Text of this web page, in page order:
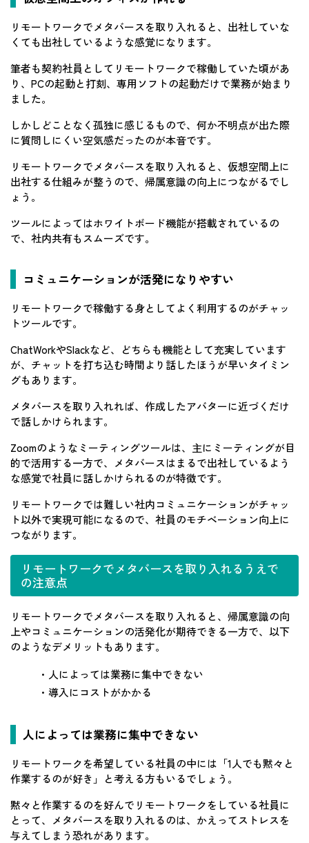
リモートワークでメタバースを取り入れると、出社していな
くても出社しているような感覚になります。
筆者も契約社員としてリモートワークで稼働していた頃があ
り、PCの起動と打刻、専用ソフトの起動だけで業務が始まり
ました。
しかしどことなく孤独に感じるもので、何か不明点が出た際
に質問しにくい空気感だったのが本音です。
リモートワークでメタバースを取り入れると、仮想空間上に
出社する仕組みが整うので、帰属意識の向上につながるでし
ょう。
ツールによってはホワイトボード機能が搭載されているの
で、社内共有もスムーズです。
コミュニケーションが活発になりやすい
リモートワークで稼働する身としてよく利用するのがチャッ
トツールです。
ChatWorkやSlackなど、どちらも機能として充実しています
が、チャットを打ち込む時間より話したほうが早いタイミン
グもあります。
メタバースを取り入れれば、作成したアバターに近づくだけ
で話しかけられます。
Zoomのようなミーティングツールは、主にミーティングが目
的で活用する一方で、メタバースはまるで出社しているよう
な感覚で社員に話しかけられるのが特徴です。
リモートワークでは難しい社内コミュニケーションがチャッ
ト以外で実現可能になるので、社員のモチベーション向上に
つながります。
リモートワークでメタバースを取り入れるうえで
の注意点
リモートワークでメタバースを取り入れると、帰属意識の向
上やコミュニケーションの活発化が期待できる一方で、以下
のようなデメリットもあります。
・人によっては業務に集中できない
・導入にコストがかかる
人によっては業務に集中できない
リモートワークを希望している社員の中には「1人でも黙々と
作業するのが好き」と考える方もいるでしょう。
黙々と作業するのを好んでリモートワークをしている社員に
とって、メタバースを取り入れるのは、かえってストレスを
与えてしまう恐れがあります。